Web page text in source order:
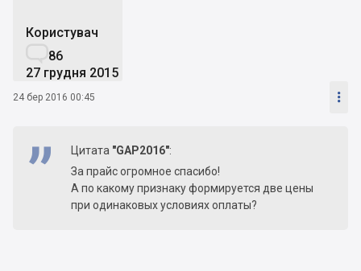
Користувач
86
27 грудня 2015
24 бер 2016 00:45 
Цитата "GAP2016":
За прайс огромное спасибо!
А по какому признаку формируется две цены
при одинаковых условиях оплаты?